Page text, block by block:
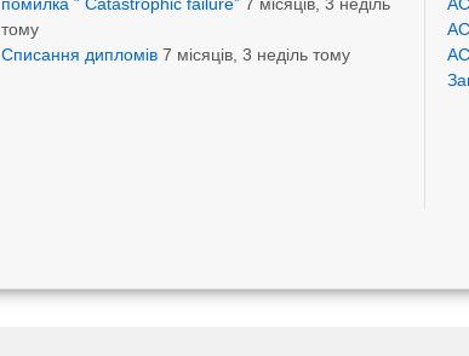
тому
Списання дипломів 7 місяців, 3 неділь тому